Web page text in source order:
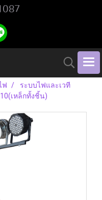
ฟ
ระบบไฟและเวที
เหล็กทั้งชิ้น)